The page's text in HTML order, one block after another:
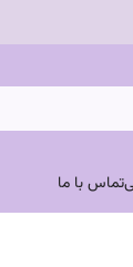
تماس با ما